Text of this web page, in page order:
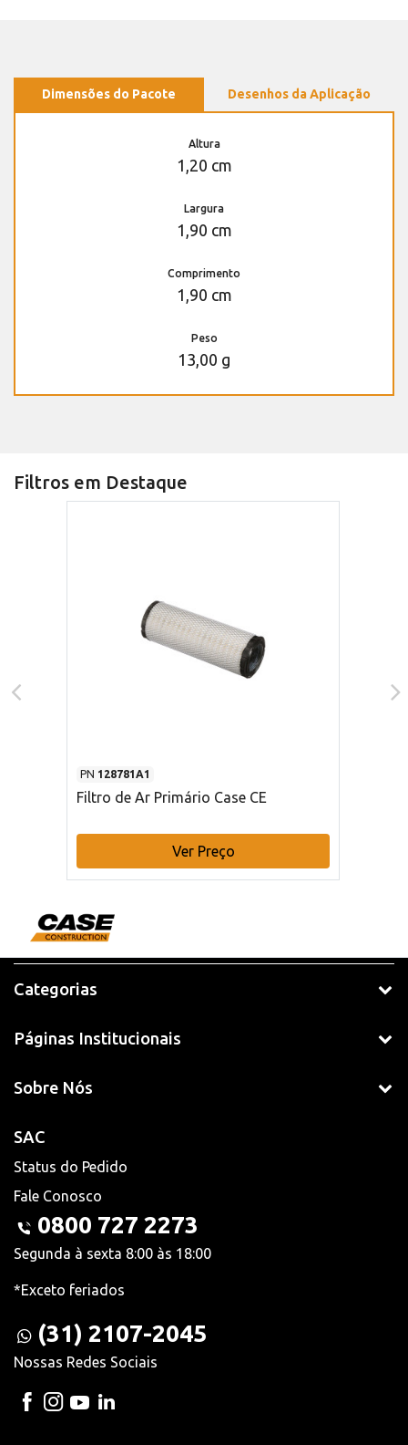
Dimensões do Pacote Desenhos da Aplicação
Altura
1,20 cm
Largura
1,90 cm
Comprimento
1,90 cm
Peso
13,00 g
Filtros em Destaque
PN 128781A1
Filtro de Ar Primário Case CE
Ver Preço
Categorias
Páginas Institucionais
Sobre Nós
SAC
Status do Pedido
Fale Conosco
0800 727 2273
Segunda à sexta 8:00 às 18:00
*Exceto feriados
(31) 2107-2045
Nossas Redes Sociais